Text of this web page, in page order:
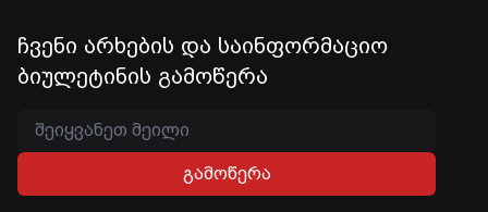
ჩვენი არხების და საინფორმაციო
ბიულეტინის გამოწერა
გამოწერა